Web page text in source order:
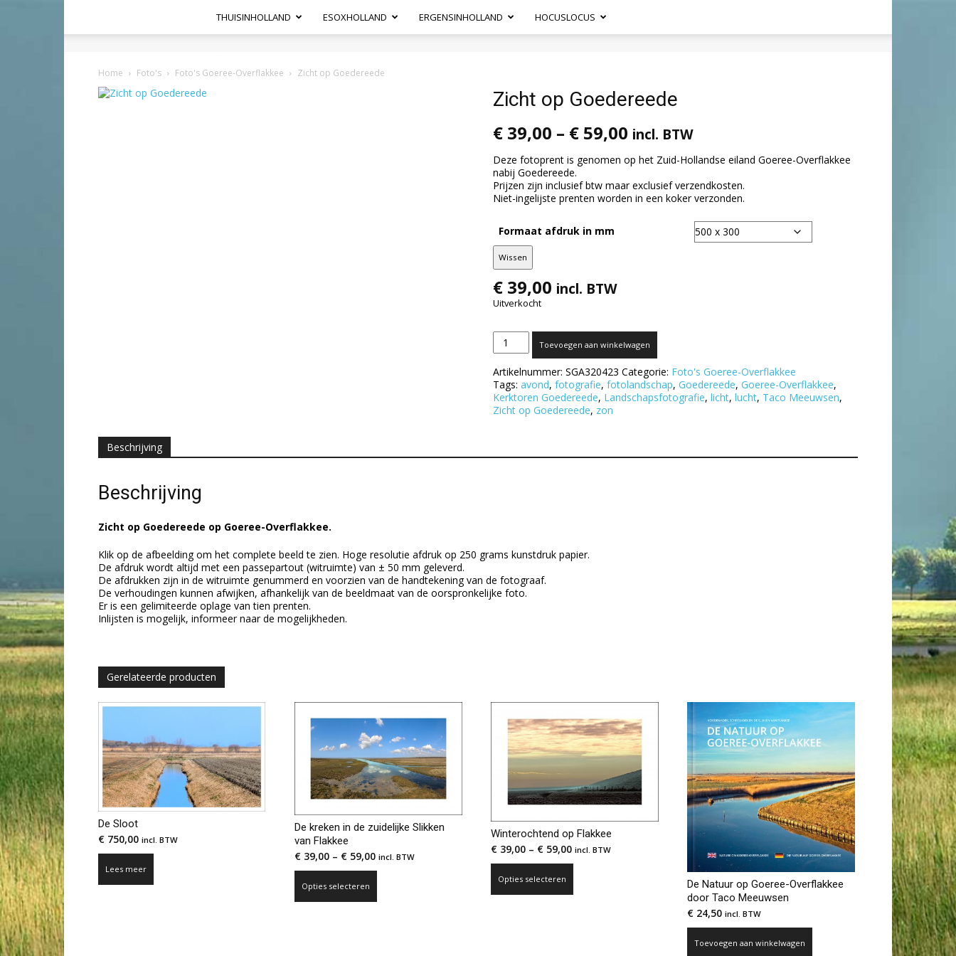
THUISINHOLLAND ESOXHOLLAND ERGENSINHOLLAND HOCUSLOCUS
Holland
Het
Home Foto's Foto's Goeree-Overflakkee Zicht op Goedereede
Zicht op Goedereede
€ 39,00 – € 59,00 incl. BTW
Deze fotoprent is genomen op het Zuid-Hollandse eiland Goeree-Overflakkee
nabij Goedereede.
Prijzen zijn inclusief btw maar exclusief verzendkosten.
Niet-ingelijste prenten worden in een koker verzonden.
Formaat afdruk in mm
Wissen
€ 39,00 incl. BTW
Uitverkocht
Zicht
op
Goedereede
aantal
Toevoegen aan winkelwagen
Artikelnummer:SGA320423 Categorie: Foto's Goeree-Overflakkee
Tags:avond,fotografie,fotolandschap,Goedereede,Goeree-Overflakkee,
Kerktoren Goedereede, Landschapsfotografie,licht,lucht, Taco Meeuwsen,
Zicht op Goedereede, zon
Beschrijving
Beschrijving
Zicht op Goedereede op Goeree-Overflakkee.
Klik op de afbeelding om het complete beeld te zien. Hoge resolutie afdruk op 250 grams kunstdruk papier.
De afdruk wordt altijd met een passepartout (witruimte) van ± 50 mm geleverd.
De afdrukken zijn in de witruimte genummerd en voorzien van de handtekening van de fotograaf.
De verhoudingen kunnen afwijken, afhankelijk van de beeldmaat van de oorspronkelijke foto.
Er is een gelimiteerde oplage van tien prenten.
Inlijsten is mogelijk, informeer naar de mogelijkheden.
Gerelateerde producten
De Sloot
€ 750,00 incl. BTW
Lees meer
De kreken in de zuidelijke Slikken
van Flakkee
€ 39,00 – € 59,00 incl. BTW
Opties selecteren
Winterochtend op Flakkee
€ 39,00 – € 59,00 incl. BTW
Opties selecteren
De Natuur op Goeree-Overflakkee
door Taco Meeuwsen
€ 24,50 incl. BTW
Toevoegen aan winkelwagen